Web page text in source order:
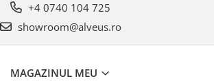
+4 0740 104 725
showroom@alveus.ro
MAGAZINUL MEU